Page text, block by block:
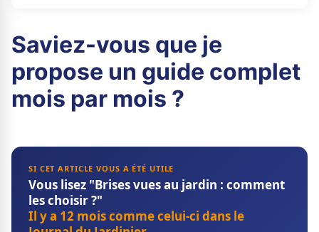
Saviez-vous que je
propose un guide complet
mois par mois ?
SI CET ARTICLE VOUS A ÉTÉ UTILE
Vous lisez "Brises vues au jardin : comment
les choisir ?"
Il y a 12 mois comme celui-ci dans le